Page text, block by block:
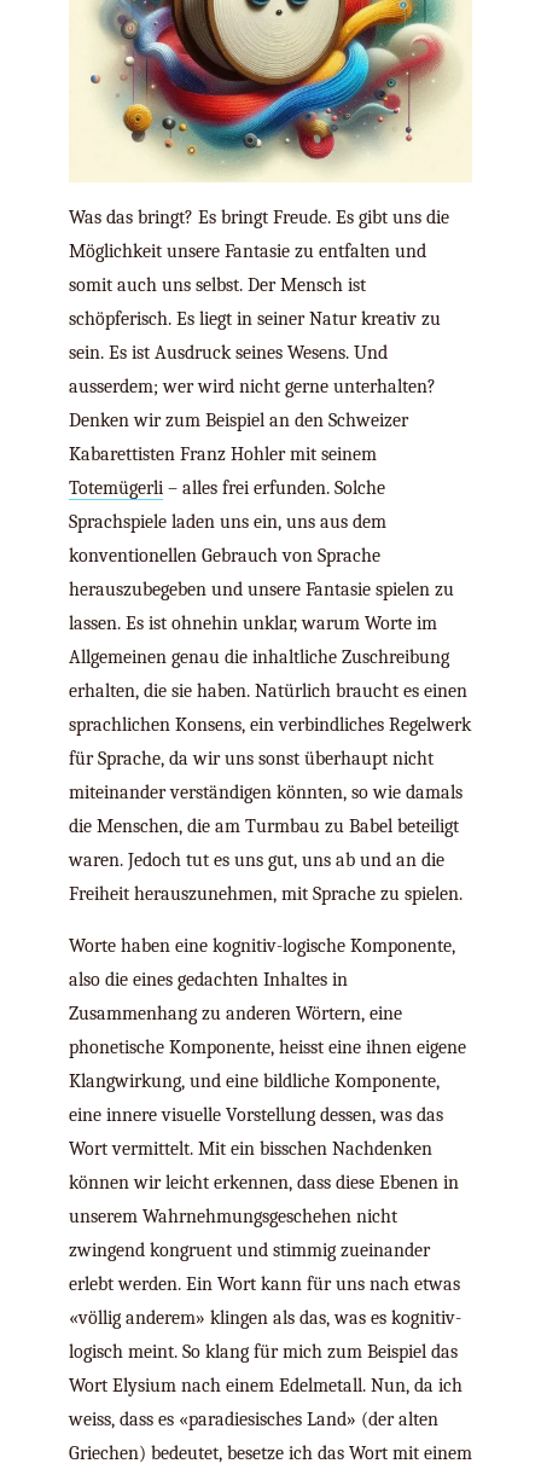
Was das bringt? Es bringt Freude. Es gibt uns die
Möglichkeit unsere Fantasie zu entfalten und
somit auch uns selbst. Der Mensch ist
schöpferisch. Es liegt in seiner Natur kreativ zu
sein. Es ist Ausdruck seines Wesens. Und
ausserdem; wer wird nicht gerne unterhalten?
Denken wir zum Beispiel an den Schweizer
Kabarettisten Franz Hohler mit seinem
Totemügerli – alles frei erfunden. Solche
Sprachspiele laden uns ein, uns aus dem
konventionellen Gebrauch von Sprache
herauszubegeben und unsere Fantasie spielen zu
lassen. Es ist ohnehin unklar, warum Worte im
Allgemeinen genau die inhaltliche Zuschreibung
erhalten, die sie haben. Natürlich braucht es einen
sprachlichen Konsens, ein verbindliches Regelwerk
für Sprache, da wir uns sonst überhaupt nicht
miteinander verständigen könnten, so wie damals
die Menschen, die am Turmbau zu Babel beteiligt
waren. Jedoch tut es uns gut, uns ab und an die
Freiheit herauszunehmen, mit Sprache zu spielen.
Worte haben eine kognitiv-logische Komponente,
also die eines gedachten Inhaltes in
Zusammenhang zu anderen Wörtern, eine
phonetische Komponente, heisst eine ihnen eigene
Klangwirkung, und eine bildliche Komponente,
eine innere visuelle Vorstellung dessen, was das
Wort vermittelt. Mit ein bisschen Nachdenken
können wir leicht erkennen, dass diese Ebenen in
unserem Wahrnehmungsgeschehen nicht
zwingend kongruent und stimmig zueinander
erlebt werden. Ein Wort kann für uns nach etwas
«völlig anderem» klingen als das, was es kognitiv-
logisch meint. So klang für mich zum Beispiel das
Wort Elysium nach einem Edelmetall. Nun, da ich
weiss, dass es «paradiesisches Land» (der alten
Griechen) bedeutet, besetze ich das Wort mit einem